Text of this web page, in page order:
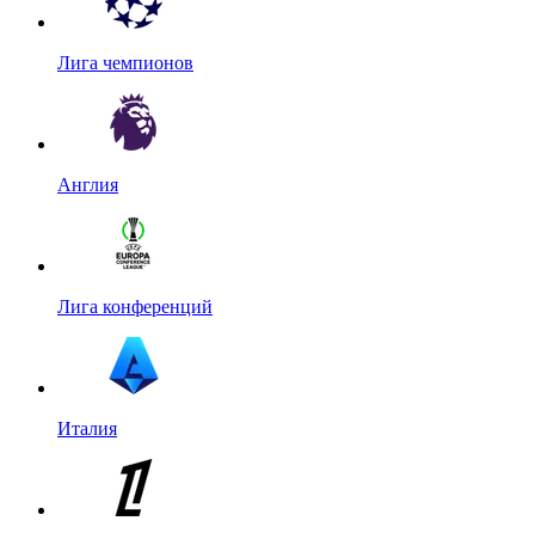
Лига чемпионов
Англия
Лига конференций
Италия